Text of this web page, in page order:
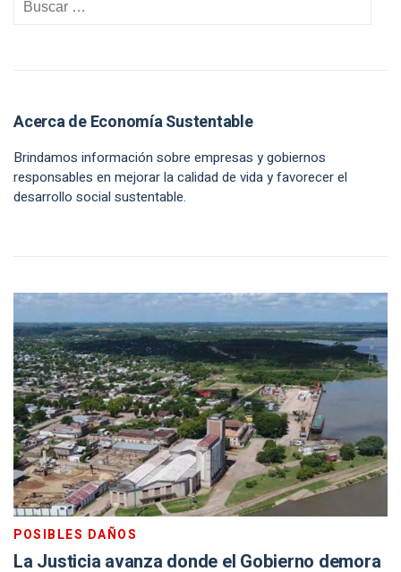
Acerca de Economía Sustentable
Brindamos información sobre empresas y gobiernos
responsables en mejorar la calidad de vida y favorecer el
desarrollo social sustentable.
POSIBLES DAÑOS
La Justicia avanza donde el Gobierno demora